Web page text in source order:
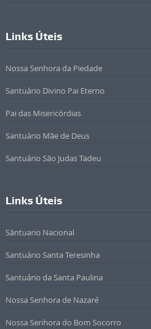
Links Úteis
Nossa Senhora da Piedade
Santuário Divino Pai Eterno
Pai das Misericórdias
Santuário Mãe de Deus
Santuário São Judas Tadeu
Links Úteis
Sántuario Nacional
Santuário Santa Teresinha
Santuário da Santa Paulina
Nossa Senhora de Nazaré
Nossa Senhora do Bom Socorro